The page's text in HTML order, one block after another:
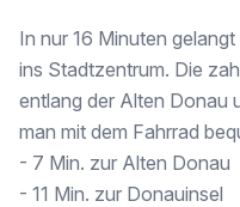
Universität <250m
Höhere Schule <500m
Nahversorgung
Supermarkt <250m
Bäckerei <250m
In nur 16 Minuten
ins Stadtzentrum. Die
entlang der Alten Donau
man mit dem Fahrrad
- 7 Min. zur Alten Donau
- 11 Min. zur Donauinsel